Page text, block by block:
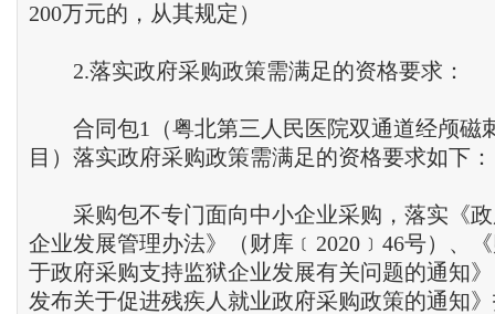
200万元的，从其规定）
2.落实政府采购政策需满足的资格要求：
合同包1（粤北第三人民医院双通道经颅磁
目）落实政府采购政策需满足的资格要求如下：
采购包不专门面向中小企业采购，落实《政
企业发展管理办法》（财库﹝2020﹞46号）、
于政府采购支持监狱企业发展有关问题的通知
发布关于促进残疾人就业政府采购政策的通知